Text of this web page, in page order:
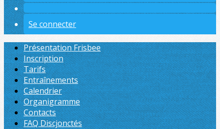
Se connecter
Présentation Frisbee
Inscription
Tarifs
Entraînements
Calendrier
Organigramme
Contacts
FAQ Discjonctés